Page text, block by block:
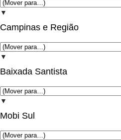
▼
Campinas e Região
▼
Baixada Santista
▼
Mobi Sul